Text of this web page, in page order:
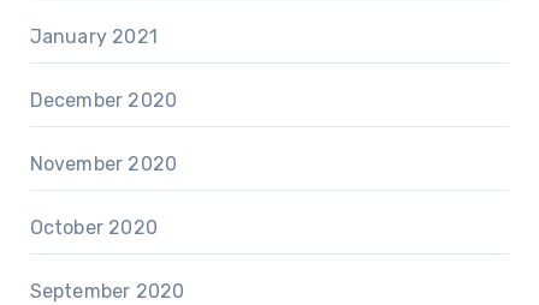
January 2021
December 2020
November 2020
October 2020
September 2020